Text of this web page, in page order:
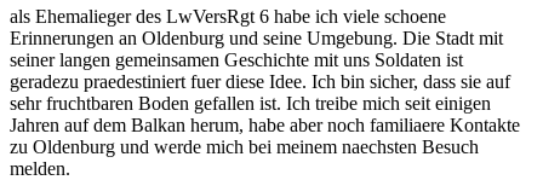
als Ehemalieger des LwVersRgt 6 habe ich viele schoene
Erinnerungen an Oldenburg und seine Umgebung. Die Stadt mit
seiner langen gemeinsamen Geschichte mit uns Soldaten ist
geradezu praedestiniert fuer diese Idee. Ich bin sicher, dass sie auf
sehr fruchtbaren Boden gefallen ist. Ich treibe mich seit einigen
Jahren auf dem Balkan herum, habe aber noch familiaere Kontakte
zu Oldenburg und werde mich bei meinem naechsten Besuch
melden.